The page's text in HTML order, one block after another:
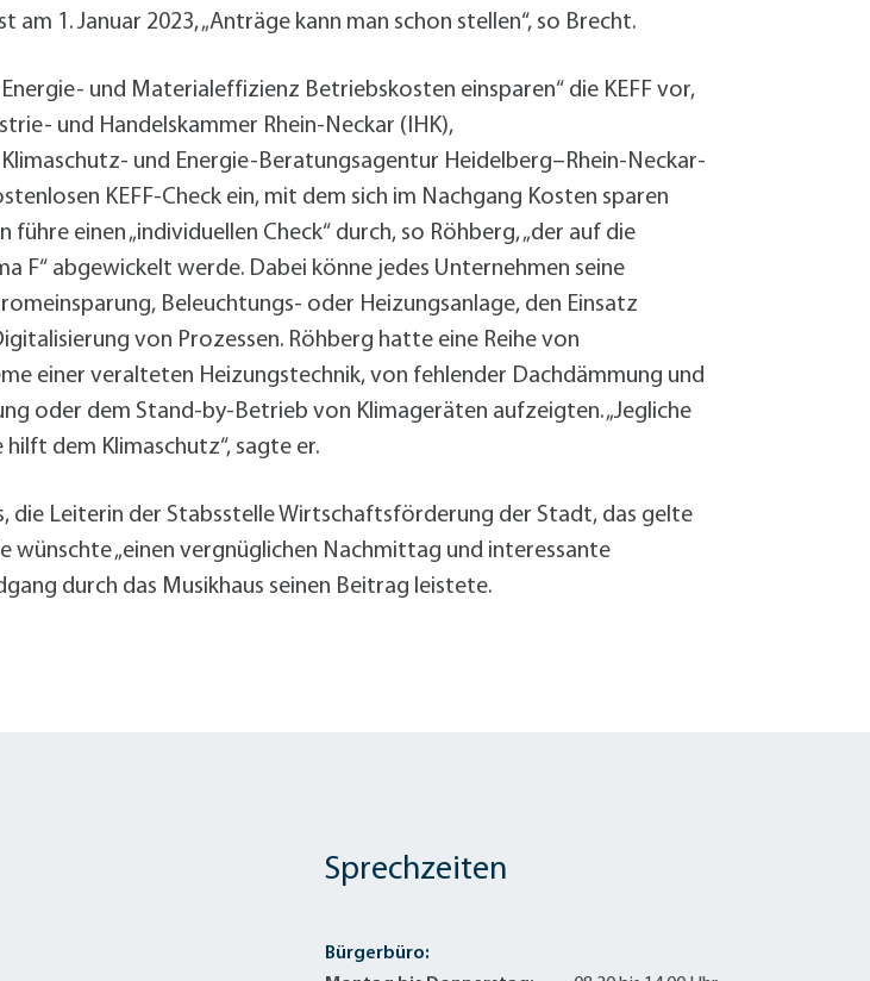
1. Januar 2023, „Anträge kann man schon stellen“, so Brecht.
und Materialeffizienz Betriebskosten einsparen“ die KEFF vor,
und Handelskammer Rhein-Neckar (IHK),
und Energie-Beratungsagentur Heidelberg–Rhein-Neckar-
KEFF-Check ein, mit dem sich im Nachgang Kosten sparen
einen „individuellen Check“ durch, so Röhberg, „der auf die
F“ abgewickelt werde. Dabei könne jedes Unternehmen seine
Beleuchtungs- oder Heizungsanlage, den Einsatz
von Prozessen. Röhberg hatte eine Reihe von
einer veralteten Heizungstechnik, von fehlender Dachdämmung und
oder dem Stand-by-Betrieb von Klimageräten aufzeigten. „Jegliche
dem Klimaschutz“, sagte er.
die Leiterin der Stabsstelle Wirtschaftsförderung der Stadt, das gelte
„einen vergnüglichen Nachmittag und interessante
durch das Musikhaus seinen Beitrag leistete.
Sprechzeiten
Bürgerbüro: